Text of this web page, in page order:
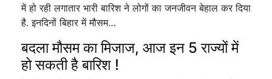
में हो रही लगातार भारी बारिश ने लोगों का जनजीवन बेहाल कर दिया
है. इनदिनों बिहार में मौसम…
बदला मौसम का मिजाज, आज इन 5 राज्यों में
हो सकती है बारिश !